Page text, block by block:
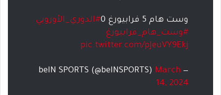
وست هام 5 فرابيورغ 0
#الدوري_الأوروبي
#وست_هام_فرابيورغ
pic.twitter.com/pJeuVY9Ekj
— beIN SPORTS (@beINSPORTS)
March
14, 2024